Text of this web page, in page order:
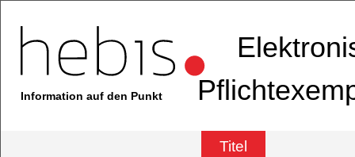
Information auf den Punkt
Titel